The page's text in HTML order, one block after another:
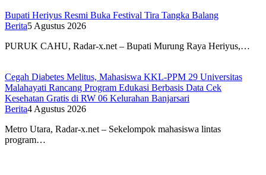
Bupati Heriyus Resmi Buka Festival Tira Tangka Balang
Berita5 Agustus 2026
PURUK CAHU, Radar-x.net – Bupati Murung Raya Heriyus,…
Cegah Diabetes Melitus, Mahasiswa KKL-PPM 29 Universitas
Malahayati Rancang Program Edukasi Berbasis Data Cek
Kesehatan Gratis di RW 06 Kelurahan Banjarsari
Berita4 Agustus 2026
Metro Utara, Radar-x.net – Sekelompok mahasiswa lintas
program…